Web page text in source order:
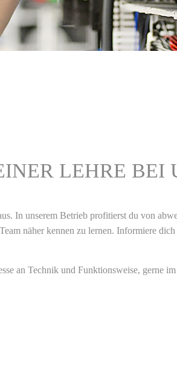
LEHRE BEI
In unserem Betrieb profitierst du von
näher kennen zu lernen. Informiere
an Technik und Funktionsweise, gerne im